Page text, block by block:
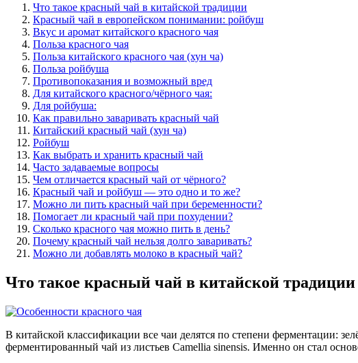
Что такое красный чай в китайской традиции
Красный чай в европейском понимании: ройбуш
Вкус и аромат китайского красного чая
Польза красного чая
Польза китайского красного чая (хун ча)
Польза ройбуша
Противопоказания и возможный вред
Для китайского красного/чёрного чая:
Для ройбуша:
Как правильно заваривать красный чай
Китайский красный чай (хун ча)
Ройбуш
Как выбрать и хранить красный чай
Часто задаваемые вопросы
Чем отличается красный чай от чёрного?
Красный чай и ройбуш — это одно и то же?
Можно ли пить красный чай при беременности?
Помогает ли красный чай при похудении?
Сколько красного чая можно пить в день?
Почему красный чай нельзя долго заваривать?
Можно ли добавлять молоко в красный чай?
Что такое красный чай в китайской традиции
В китайской классификации все чаи делятся по степени
ферментированный чай из листьев Camellia sinensis. Именно он стал